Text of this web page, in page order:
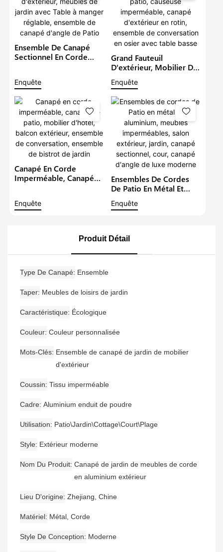
Ensemble De Canapé
Sectionnel En Corde
Manger Réglable,
Ensemble De Canapé
D'angle De Patio
Enquête
Grand Fauteuil
D'extérieur, Mobilier De
Patio, Causeuse
Imperméable, Canapé
D'extérieur En Rotin,
Ensemble De
Conversation En Osier
Avec Table Basse
Enquête
Canapé En Corde
Imperméable, Canapé
Extérieur, Ensemble De
Enquête
Ensembles De Cordes
De Patio En Métal Et
Imperméables, Salon
Canapé D'angle De Luxe
Moderne
Enquête
Produit Détail
Type De Canapé Ensemble
Taper Meubles de loisirs de jardin
Caractéristique Écologique
Couleur Couleur personnalisée
Mots-Clés Ensemble de canapé de jardin de mobilier
d'extérieur
Coussin Tissu imperméable
Cadre Aluminium enduit de poudre
Utilisation Patio\Jardin\Cottage\Court\Plage
Style Extérieur moderne
Nom Du Produit Canapé de jardin de meubles de corde
en aluminium extérieur
Lieu D'origine Zhejiang, Chine
Matériel Métal, Corde
Style De Conception Moderne